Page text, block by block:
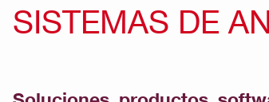
SISTEMAS DE